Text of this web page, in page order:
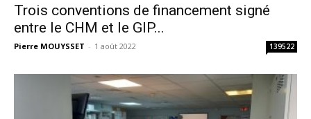
Trois conventions de financement signé
entre le CHM et le GIP...
Pierre MOUYSSET - 1 août 2022 139522